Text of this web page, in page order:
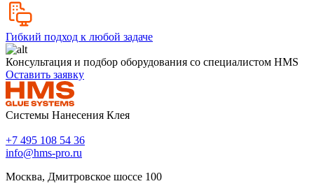
Гибкий подход к любой задаче
Консультация и подбор оборудования со специалистом HMS
Оставить заявку
Системы Нанесения Клея
+7 495 108 54 36
info@hms-pro.ru
Москва, Дмитровское шоссе 100